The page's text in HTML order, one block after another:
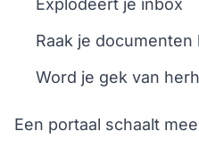
Explodeert je inbox
Raak je documenten
Word je gek van
Een portaal schaalt